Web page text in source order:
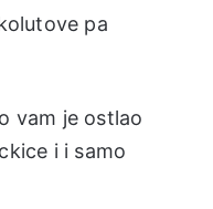
pa
vam je ostlao
i i samo